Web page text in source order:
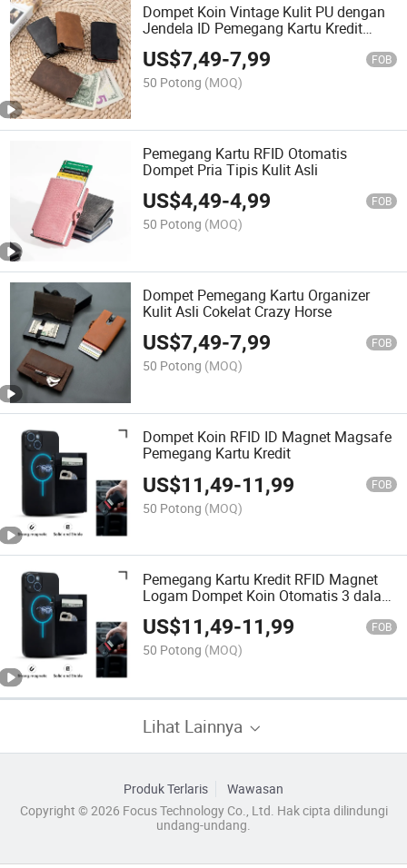
Dompet Koin Vintage Kulit PU dengan
Jendela ID Pemegang Kartu Kredit
Wanita Dompet Pemblokir RFID
US$7,49-7,99 FOB
50 Potong (MOQ)
Pemegang Kartu RFID Otomatis
Dompet Pria Tipis Kulit Asli
US$4,49-4,99 FOB
50 Potong (MOQ)
Dompet Pemegang Kartu Organizer
Kulit Asli Cokelat Crazy Horse
US$7,49-7,99 FOB
50 Potong (MOQ)
Dompet Koin RFID ID Magnet Magsafe
Pemegang Kartu Kredit
US$11,49-11,99 FOB
50 Potong (MOQ)
Pemegang Kartu Kredit RFID Magnet
Logam Dompet Koin Otomatis 3 dalam
1 Kasus
US$11,49-11,99 FOB
50 Potong (MOQ)
Lihat Lainnya
Produk Terlaris
Wawasan
Copyright © 2026 Focus Technology Co., Ltd. Hak cipta dilindungi
undang-undang.